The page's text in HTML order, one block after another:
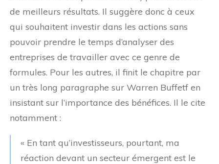
de meilleurs résultats. Il suggère donc à ceux
qui souhaitent investir dans les actions sans
pouvoir prendre le temps d’analyser des
entreprises de travailler avec ce genre de
formules. Pour les autres, il finit le chapitre par
un très long paragraphe sur Warren Buffetf en
insistant sur l’importance des bénéfices. Il le cite
notamment :
« En tant qu’investisseurs, pourtant, ma
réaction devant un secteur émergent est le